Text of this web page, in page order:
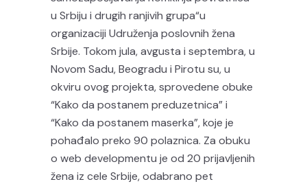
u Srbiju i drugih ranjivih grupa“u
organizaciji Udruženja poslovnih žena
Srbije. Tokom jula, avgusta i septembra, u
Novom Sadu, Beogradu i Pirotu su, u
okviru ovog projekta, sprovedene obuke
“Kako da postanem preduzetnica” i
“Kako da postanem maserka”, koje je
pohađalo preko 90 polaznica. Za obuku
o web developmentu je od 20 prijavljenih
žena iz cele Srbije, odabrano pet